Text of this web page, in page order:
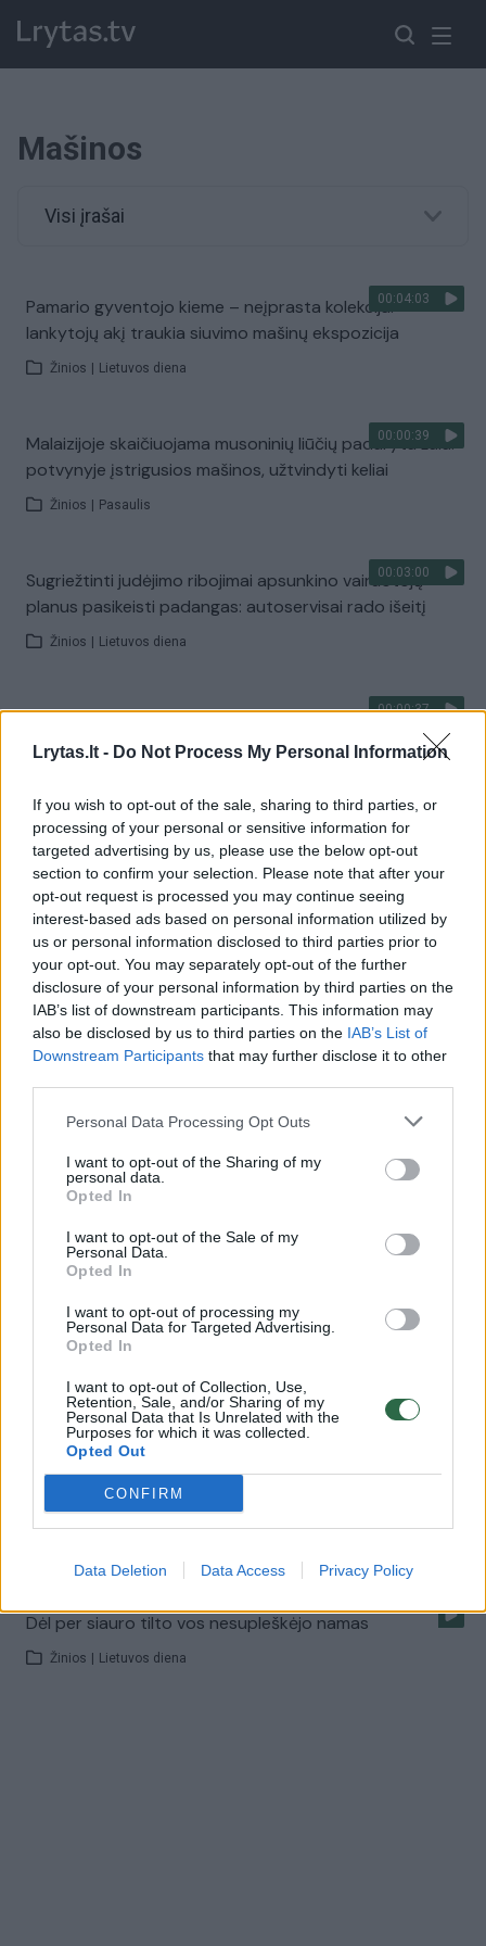
Lrytas.lt - Do Not Process My Personal Information
If you wish to opt-out of the sale, sharing to third parties, or
processing of your personal or sensitive information for
targeted advertising by us, please use the below opt-out
section to confirm your selection. Please note that after your
opt-out request is processed you may continue seeing
interest-based ads based on personal information utilized by
us or personal information disclosed to third parties prior to
your opt-out. You may separately opt-out of the further
disclosure of your personal information by third parties on the
IAB’s list of downstream participants. This information may
also be disclosed by us to third parties on the IAB’s List of
Downstream Participants that may further disclose it to other
Personal Data Processing Opt Outs
I want to opt-out of the Sharing of my
personal data.
Opted In
I want to opt-out of the Sale of my
Personal Data.
Opted In
I want to opt-out of processing my
Personal Data for Targeted Advertising.
Opted In
I want to opt-out of Collection, Use,
Retention, Sale, and/or Sharing of my
Personal Data that Is Unrelated with the
Purposes for which it was collected.
Opted Out
CONFIRM
Data Deletion Data Access Privacy Policy
Mašinos
Visi įrašai
00:04:03
Pamario gyventojo kieme – neįprasta kolekcija:
lankytojų akį traukia siuvimo mašinų ekspozicija
Žinios Lietuvos diena
00:00:39
Malaizijoje skaičiuojama musoninių liūčių padaryta žala:
potvynyje įstrigusios mašinos, užtvindyti keliai
Žinios Pasaulis
00:03:00
Sugriežtinti judėjimo ribojimai apsunkino vairuotojų
planus pasikeisti padangas: autoservisai rado išeitį
Žinios Lietuvos diena
00:00:37
Policija prašo pagalbos: ar atpažįstate šiuos vyrus?
Žinios | Kriminalai
00:01:11
Galinga potvynio srovė nuplovė du furgonus, vienas iš
jų atsitrenkė į namo tvorą
Žinios Pasaulis
00:00:22
„Eneos 1006 km lenktynėse“ šonaslydžio lenktynininkų
šėlsmas
Žinios | Auto
robotai
Žinios | Verslas
Nežymėto policijos „Audi“ įranga už 35 tūkst. eurų
pričiups ne tik greičio mėgėjus
kolekcija
Žinios | Pasaulis
Šokiruojantys vaizdai: laidos operatorius vos nežuvo
Dėl per siauro tilto vos nesupleškėjo namas
Žinios Lietuvos diena